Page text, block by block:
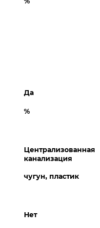
Да
%
Централизованная
канализация
чугун, пластик
Нет